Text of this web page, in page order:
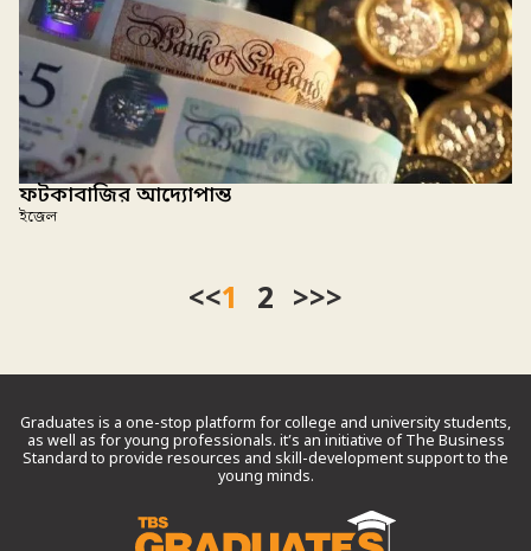
ফটকাবাজির আদ্যোপান্ত
ইজেল
<<1 2 >>
Graduates is a one-stop platform for college and university students,
as well as for young professionals. it’s an initiative of The Business
Standard to provide resources and skill-development support to the
young minds.